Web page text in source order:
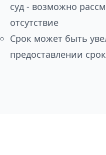
суд - возможно
отсутствие
Срок может быть
предоставлении